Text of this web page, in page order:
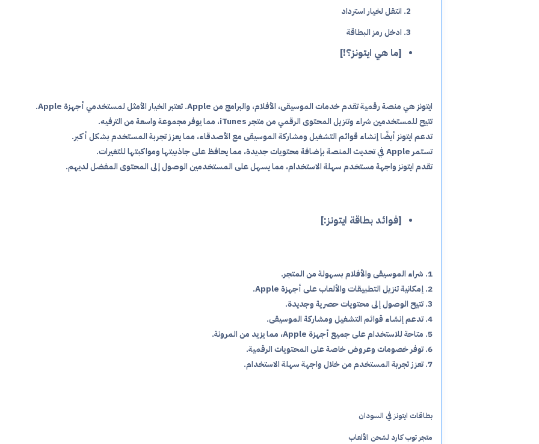
انتقل لخيار استرداد
ادخل رمز البطاقة
[ما هي ايتونز؟!]
ايتونز هي منصة رقمية تقدم خدمات الموسيقى، الأفلام، والبرامج من Apple. تعتبر الخيار الأمثل لمستخدمي أجهزة Apple.
تتيح للمستخدمين شراء وتنزيل المحتوى الرقمي من متجر iTunes، مما يوفر مجموعة واسعة من الترفيه.
تدعم ايتونز أيضًا إنشاء قوائم التشغيل ومشاركة الموسيقى مع الأصدقاء، مما يعزز تجربة المستخدم بشكل أكبر.
تستمر Apple في تحديث المنصة بإضافة محتويات جديدة، مما يحافظ على جاذبيتها ومواكبتها للتغيرات.
تقدم ايتونز واجهة مستخدم سهلة الاستخدام، مما يسهل على المستخدمين الوصول إلى المحتوى المفضل لديهم.
[فوائد بطاقة ايتونز:]
1. شراء الموسيقى والأفلام بسهولة من المتجر.
2. إمكانية تنزيل التطبيقات والألعاب على أجهزة Apple.
3. تتيح الوصول إلى محتويات حصرية وجديدة.
4. تدعم إنشاء قوائم التشغيل ومشاركة الموسيقى.
5. متاحة للاستخدام على جميع أجهزة Apple، مما يزيد من المرونة.
6. توفر خصومات وعروض خاصة على المحتويات الرقمية.
7. تعزز تجربة المستخدم من خلال واجهة سهلة الاستخدام.
بطاقات ايتونز في السودان
متجر توب كارد لشحن الألعاب